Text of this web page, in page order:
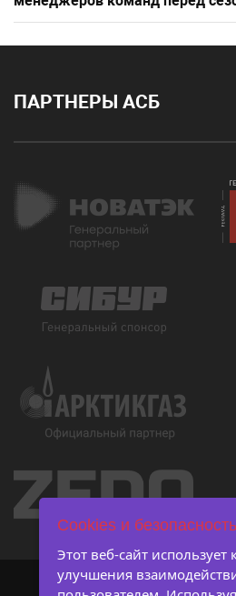
ПАРТНЕРЫ АСБ
Cookies и безопасность
Этот веб-сайт использует
улучшения